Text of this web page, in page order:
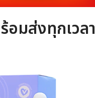
มส่งทุกเวลา